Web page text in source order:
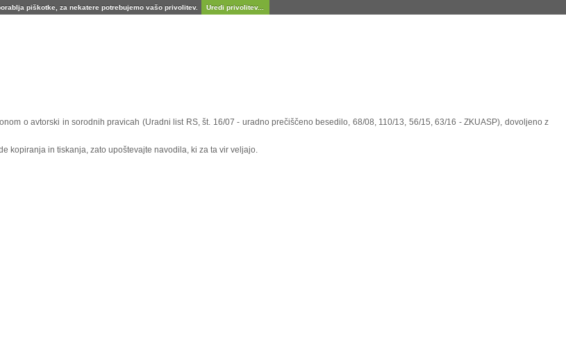
piškotke, za nekatere potrebujemo vašo privolitev. Uredi privolitev...
o avtorski in sorodnih pravicah (Uradni list RS, št. 16/07 - uradno prečiščeno besedilo, 68/08, 110/13, 56/15, 63/16 - ZKUASP), dovoljeno z
kopiranja in tiskanja, zato upoštevajte navodila, ki za ta vir veljajo.